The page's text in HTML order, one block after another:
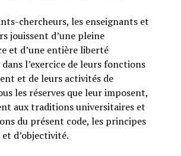
chercheurs, les enseignants et
jouissent d’une pleine
et d’une entière liberté
dans l’exercice de leurs fonctions
et de leurs activités de
les réserves que leur imposent,
aux traditions universitaires et
du présent code, les principes
d’objectivité.